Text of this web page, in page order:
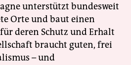
unterstützt bundesweit
Orte und baut einen
deren Schutz und Erhalt
braucht guten, frei
– und